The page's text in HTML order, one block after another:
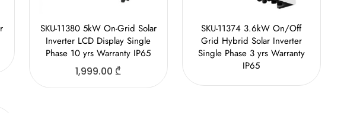
SKU-11380 5kW On-Grid Solar
Inverter LCD Display Single
Phase 10 yrs Warranty IP65
1,999.00₾
SKU-11374 3.6kW On/Off
Grid Hybrid Solar Inverter
Single Phase 3 yrs Warranty
IP65